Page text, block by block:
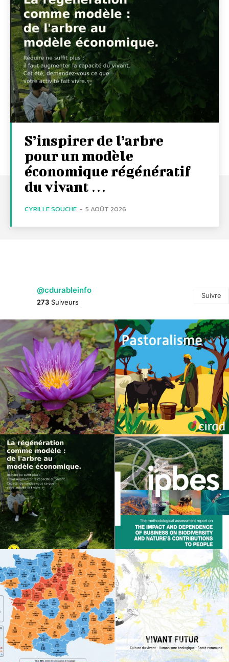
S’inspirer de l’arbre
pour un modèle
économique régénératif
du vivant …
CYRILLE SOUCHE - 5 AOÛT 2026
@cdurableinfo
273 Suiveurs
Suivre